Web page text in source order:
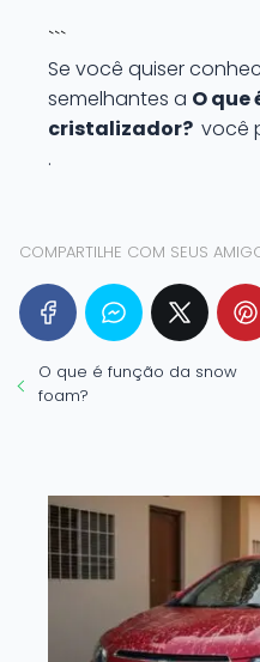
```
Se você quiser
semelhantes a O
cristalizador? você
.
COMPARTILHE COM SEUS
O que é função da snow
foam?